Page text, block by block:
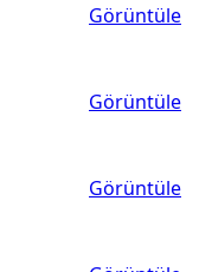
Görüntüle
Görüntüle
Görüntüle